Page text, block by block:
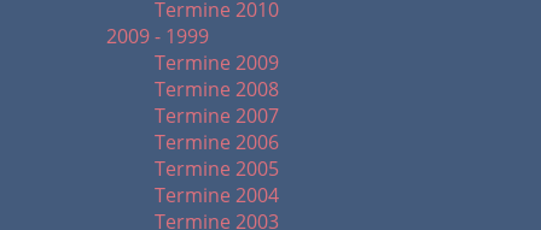
Termine 2010
2009 - 1999
Termine 2009
Termine 2008
Termine 2007
Termine 2006
Termine 2005
Termine 2004
Termine 2003